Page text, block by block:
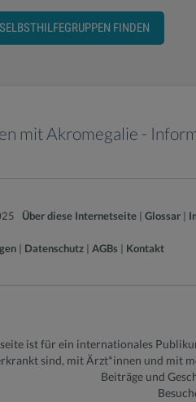
SELBSTHILFEGRUPPEN FINDEN
mit Akromegalie -
Über diese Internetseite | Glossar |
| Datenschutz | AGBs | Kontakt
ist für ein internationales
sind, mit Ärzt*innen und mit
Beiträge und